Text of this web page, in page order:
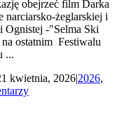
obejrzeć film Darka
narciarsko-żeglarskiej i
Ognistej -"Selma Ski
ostatnim Festiwalu
...
kwietnia, 2026|2026,